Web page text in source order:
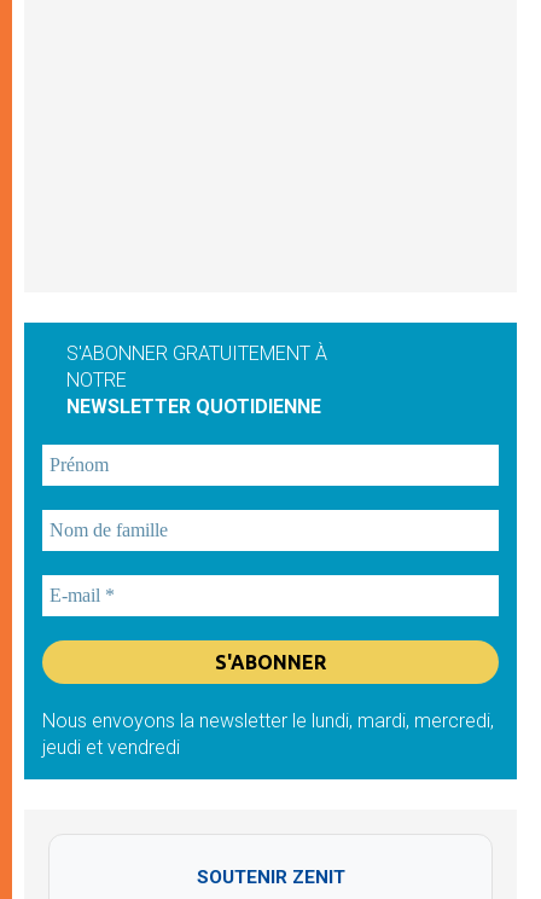
S'ABONNER GRATUITEMENT À
NOTRE
NEWSLETTER QUOTIDIENNE
Nous envoyons la newsletter le lundi, mardi, mercredi,
jeudi et vendredi
SOUTENIR ZENIT